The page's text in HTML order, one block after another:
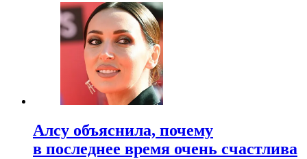
Алсу объяснила, почему
в последнее время очень счастлива